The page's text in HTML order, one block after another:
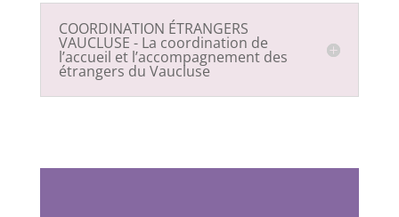
COORDINATION ÉTRANGERS
VAUCLUSE - La coordination de
l’accueil et l’accompagnement des
étrangers du Vaucluse